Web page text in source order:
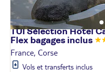
TUI Sélection Hôtel
Flex bagages inclus
France, Corse
Vols et transferts inclus